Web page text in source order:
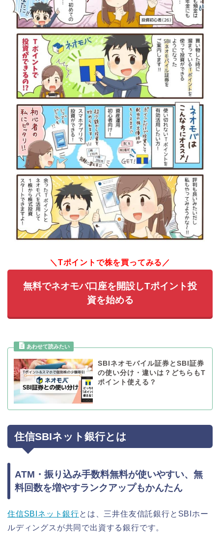
＼Tポイントで株を買ってみる／
無料でネオモバ口座を開設しTポイント投
資を始める
SBIネオモバイル証券とSBI証券
の使い分け・違いは？どちらもT
ポイント使える？
住信SBIネット銀行とは
ATM・振り込み手数料無料が使いやすい、無
料回数を増やすランクアップもかんたん
住信SBIネット銀行とは、三井住友信託銀行とSBIホー
ルディングスが共同で出資する銀行です。